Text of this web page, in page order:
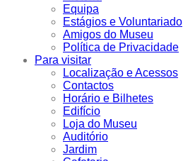
Equipa
Estágios e Voluntariado
Amigos do Museu
Política de Privacidade
Para visitar
Localização e Acessos
Contactos
Horário e Bilhetes
Edifício
Loja do Museu
Auditório
Jardim